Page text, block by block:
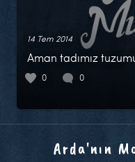
14 Tem 2014
Aman tadımız
0 0
Arda'nın